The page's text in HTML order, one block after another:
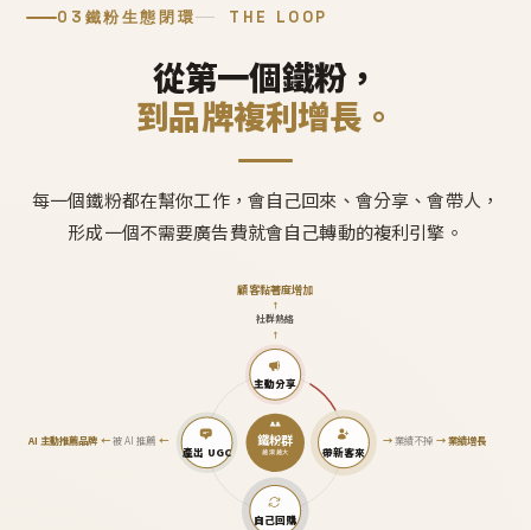
03 鐵粉生態閉環 THE LOOP
從第一個鐵粉，
到品牌複利增長。
每一個鐵粉都在幫你工作，會自己回來、會分享、會帶人，
形成一個不需要廣告費就會自己轉動的複利引擎。
鐵粉群
越滾越大
主動分享
↑
社群熱絡
↑
顧客黏著度增加
帶新客來
→業績不掉 →業績增長
自己回購
產出 UGC
AI 主動推薦品牌←被 AI 推薦 ←